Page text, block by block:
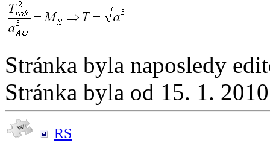
Stránka byla naposledy
Stránka byla od 15. 1.
RS